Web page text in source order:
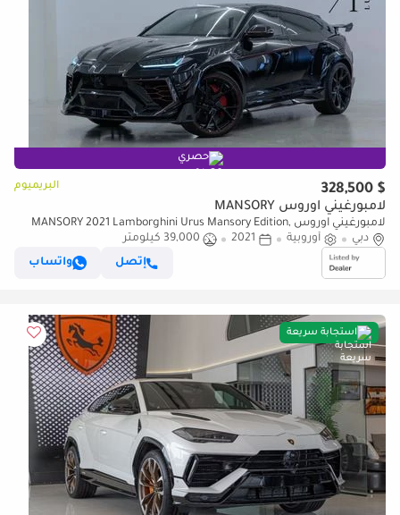
حصري
$ 328,500 البريميوم
لامبورغيني اوروس MANSORY
لامبورغيني اوروس MANSORY 2021 Lamborghini Urus Mansory Edition,
Fully Carbon Fiber, Excellent Condition, European Specs
دبي أوروبية 2021
39,000 كيلومتر
إتصل
واتساب
استجابة سريعة